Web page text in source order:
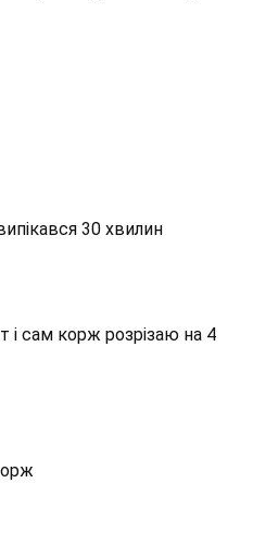
30 хвилин
і сам корж розрізаю на 4